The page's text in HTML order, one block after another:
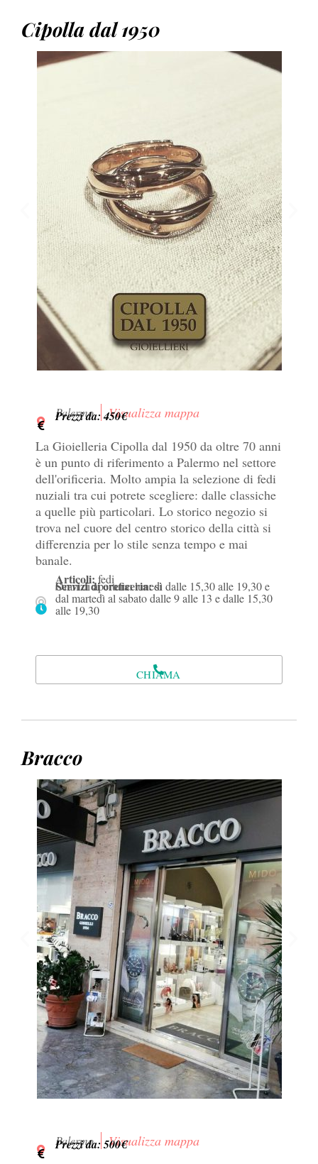
Cipolla dal 1950
Palermo Visualizza mappa
Prezzi da: 450€
La Gioielleria Cipolla dal 1950 da oltre 70 anni
è un punto di riferimento a Palermo nel settore
dell'orificeria. Molto ampia la selezione di fedi
nuziali tra cui potrete scegliere: dalle classiche
a quelle più particolari. Lo storico negozio si
trova nel cuore del centro storico della città si
differenzia per lo stile senza tempo e mai
banale.
Articoli:fedi
Servizi di oreficeria:si
Orari di apertura: lunedì dalle 15,30 alle 19,30 e
dal martedì al sabato dalle 9 alle 13 e dalle 15,30
alle 19,30
CHIAMA
Bracco
Palermo Visualizza mappa
Prezzi da: 500€